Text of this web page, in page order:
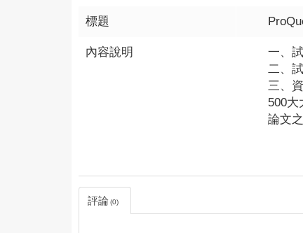
標題
內容說明 一、
二、
三、
500
論文
評論 0